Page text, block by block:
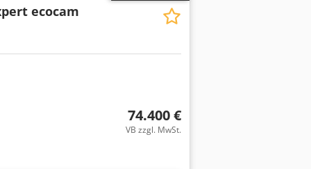
ecocam
74.400 €
VB zzgl. MwSt.